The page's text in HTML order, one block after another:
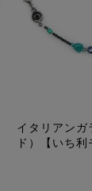
イタリアンガ
ド）【いち利